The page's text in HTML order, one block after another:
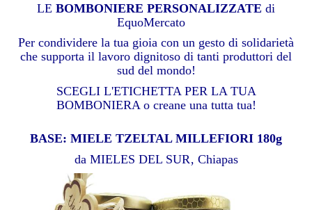
LE BOMBONIERE PERSONALIZZATE di
EquoMercato
Per condividere la tua gioia con un gesto di solidarietà
che supporta il lavoro dignitoso di tanti produttori del
sud del mondo!
SCEGLI L'ETICHETTA PER LA TUA
BOMBONIERA o creane una tutta tua!
BASE: MIELE TZELTAL MILLEFIORI 180g
da MIELES DEL SUR‚ Chiapas